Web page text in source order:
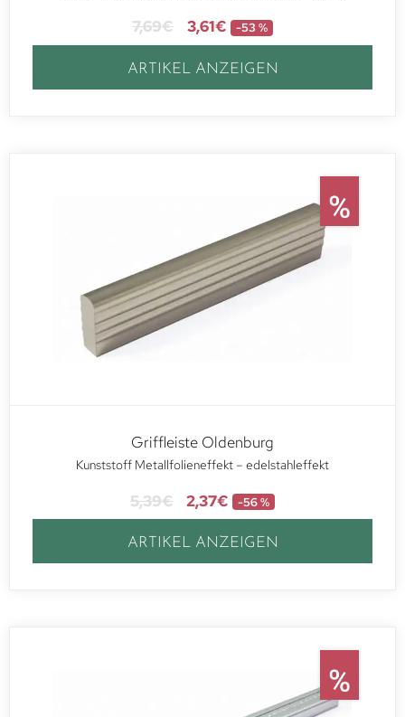
7,69€ 3,61€ -53 %
ARTIKEL ANZEIGEN
Griffleiste Oldenburg
Kunststoff Metallfolieneffekt – edelstahleffekt
5,39€ 2,37€ -56 %
ARTIKEL ANZEIGEN